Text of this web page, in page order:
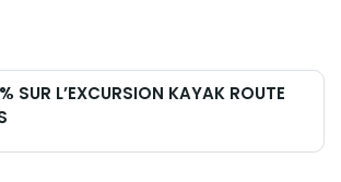
SUR L’EXCURSION KAYAK ROUTE